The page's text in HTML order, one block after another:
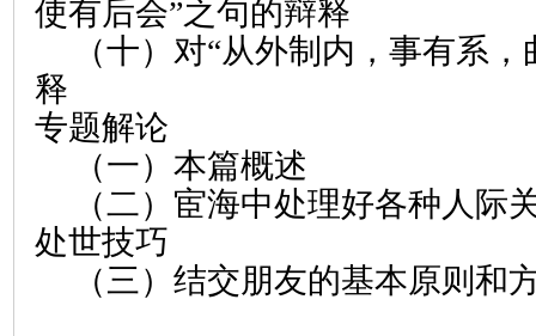
使有后会”之句的辩释
（十）对“从外制内，事有系
释
专题解论
（一）本篇概述
（二）宦海中处理好各种人际
处世技巧
（三）结交朋友的基本原则和